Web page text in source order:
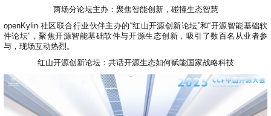
0
A
l
（
x
则
品
牌
用
户
组
翻
译
平
成
长
版
本
测
用
户
组
文
档
征
集
开
往
届
大
会
构
建
平
台
续
集
平
台
第
开
源
议
贡
献
隐
两场分论坛主办：聚焦智能创新，碰撞生态智慧
openKylin 社区联合行业伙伴主办的“红山开源创新论坛”和“开源智能基础软
件论坛”，聚焦开源智能基础软件与开源生态创新，吸引了数百名从业者参
与，现场互动热烈。
红山开源创新论坛：共话开源生态如何赋能国家战略科技